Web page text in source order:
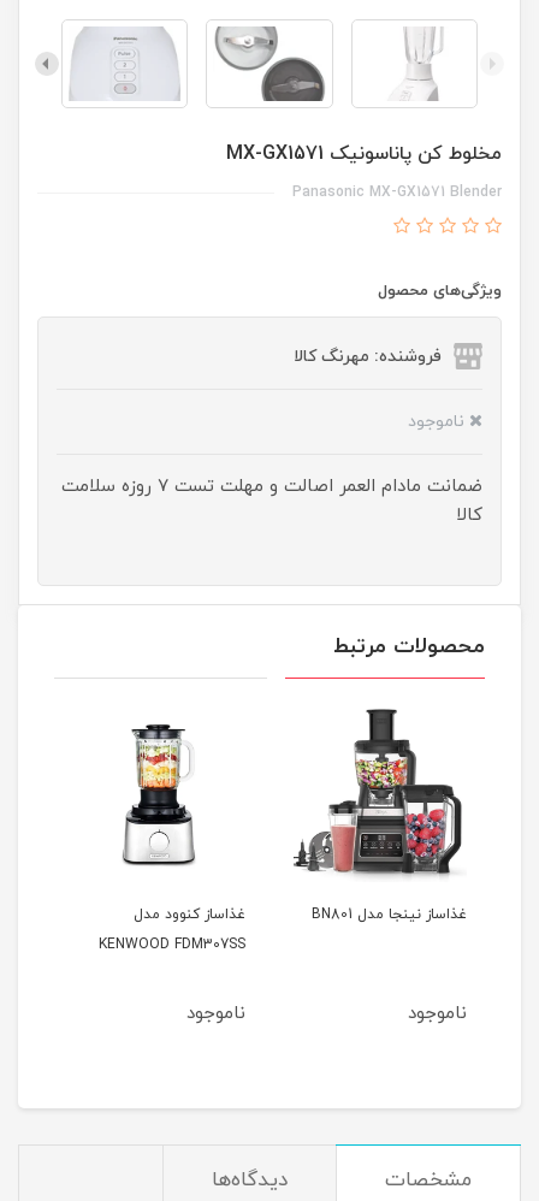
مخلوط کن پاناسونیک MX-GX1571
Panasonic MX-GX1571 Blender
ویژگی‌های محصول
فروشنده: مهرنگ کالا
ناموجود
ضمانت مادام العمر اصالت و مهلت تست ۷ روزه سلامت
کالا
محصولات مرتبط
غذاساز نینجا مدل BN801
ناموجود
غذاساز کنوود مدل
KENWOOD FDM307SS
ناموجود
مشخصات دیدگاه‌ها